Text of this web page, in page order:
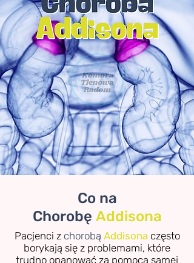
Co na
Chorobę Addisona
Pacjenci z chorobą Addisonaczęsto
borykają się z problemami, które
trudno opanować za pomocą samej